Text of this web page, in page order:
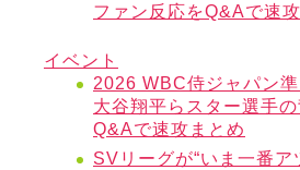
ファン反応をQ&Aで速攻
イベント
2026 WBC侍ジャパン準
大谷翔平らスター選手
Q&Aで速攻まとめ
SVリーグが“いま一番ア